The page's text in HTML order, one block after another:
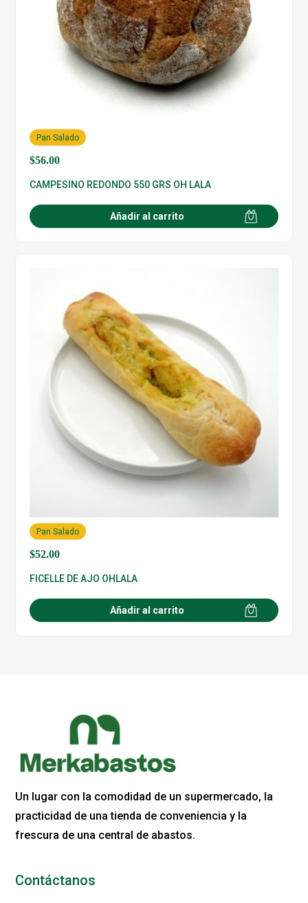
$56.00
Pan Salado
CAMPESINO REDONDO 550 GRS OH LALA
Añadir al carrito
$52.00
Pan Salado
FICELLE DE AJO OHLALA
Añadir al carrito
Un lugar con la comodidad de un supermercado, la
practicidad de una tienda de conveniencia y la
frescura de una central de abastos.
Contáctanos